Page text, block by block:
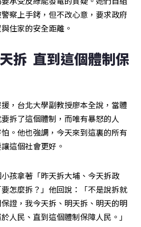
察上手銬，但不改心意，要求政府
住家的安全距離。
拆  直到這個體制保
，台北大學副教授廖本全說，當體
拆了這個體制，而唯有暴怒的人
。他也強調，今天來到這裏的所有
這個社會更好。
孩拿著「昨天拆大埔、今天拆政
怎麼拆？」他回說：「不是說拆就
證，我今天拆、明天拆、明天的明
人民、直到這個體制保障人民。」